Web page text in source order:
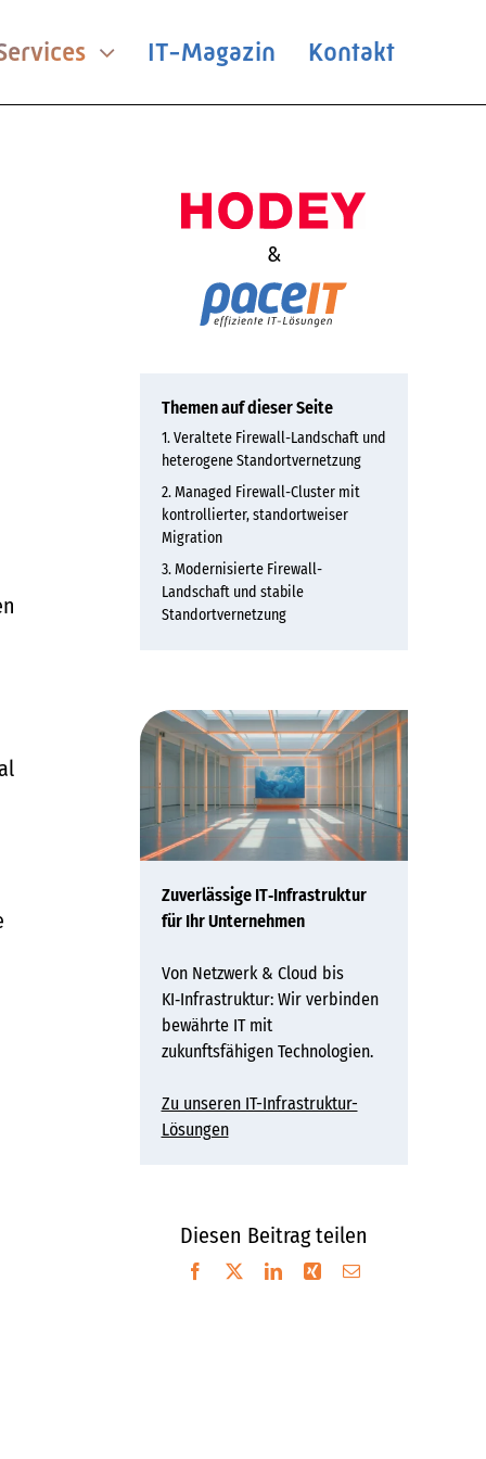
IT-Magazin Kontakt
&
Themen auf dieser Seite
Veraltete Firewall-Landschaft und
heterogene Standortvernetzung
Managed Firewall-Cluster mit
kontrollierter, standortweiser
Migration
Modernisierte Firewall-
Landschaft und stabile
Standortvernetzung
Zuverlässige IT‑Infrastruktur
für Ihr Unternehmen
Von Netzwerk & Cloud bis
KI‑Infrastruktur: Wir verbinden
bewährte IT mit
zukunftsfähigen Technologien.
Zu unseren IT-Infrastruktur-
Lösungen
Diesen Beitrag teilen